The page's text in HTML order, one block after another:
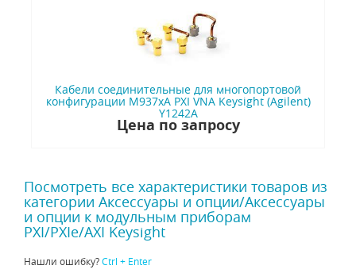
Кабели соединительные для многопортовой
конфигурации M937xA PXI VNA Keysight (Agilent)
Y1242A
Цена по запросу
Посмотреть все характеристики товаров из
категории Аксессуары и опции/Аксессуары
и опции к модульным приборам
PXI/PXIe/AXI Keysight
Нашли ошибку?Ctrl + Enter